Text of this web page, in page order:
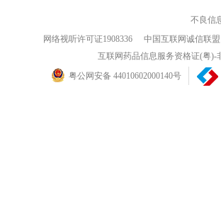
情，而是在人们的心
才能热闹于
我终于看清楚她的
片绿叶、一朵红花，
不良信
网络视听许可证1908336
中国互联网诚信联盟
互联网药品信息服务资格证(粤)-
粤公网安备 44010602000140号